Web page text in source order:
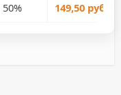
50% 149,50 руб.